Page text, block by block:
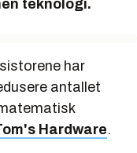
teknologi.
har
antallet
Hardware.